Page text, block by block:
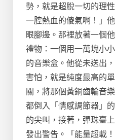
勢，就是超脫一切的理
一腔熱血的傻氣啊！」
眼腳邊。那裡放著一個
禮物：一個用一萬塊小
的音樂盒。他從未送出
害怕，就是純度最高的
關，將那個黃銅齒輪音
都倒入「情感調節器」
的尖叫，接著，彈珠臺
發出警告。「能量超載